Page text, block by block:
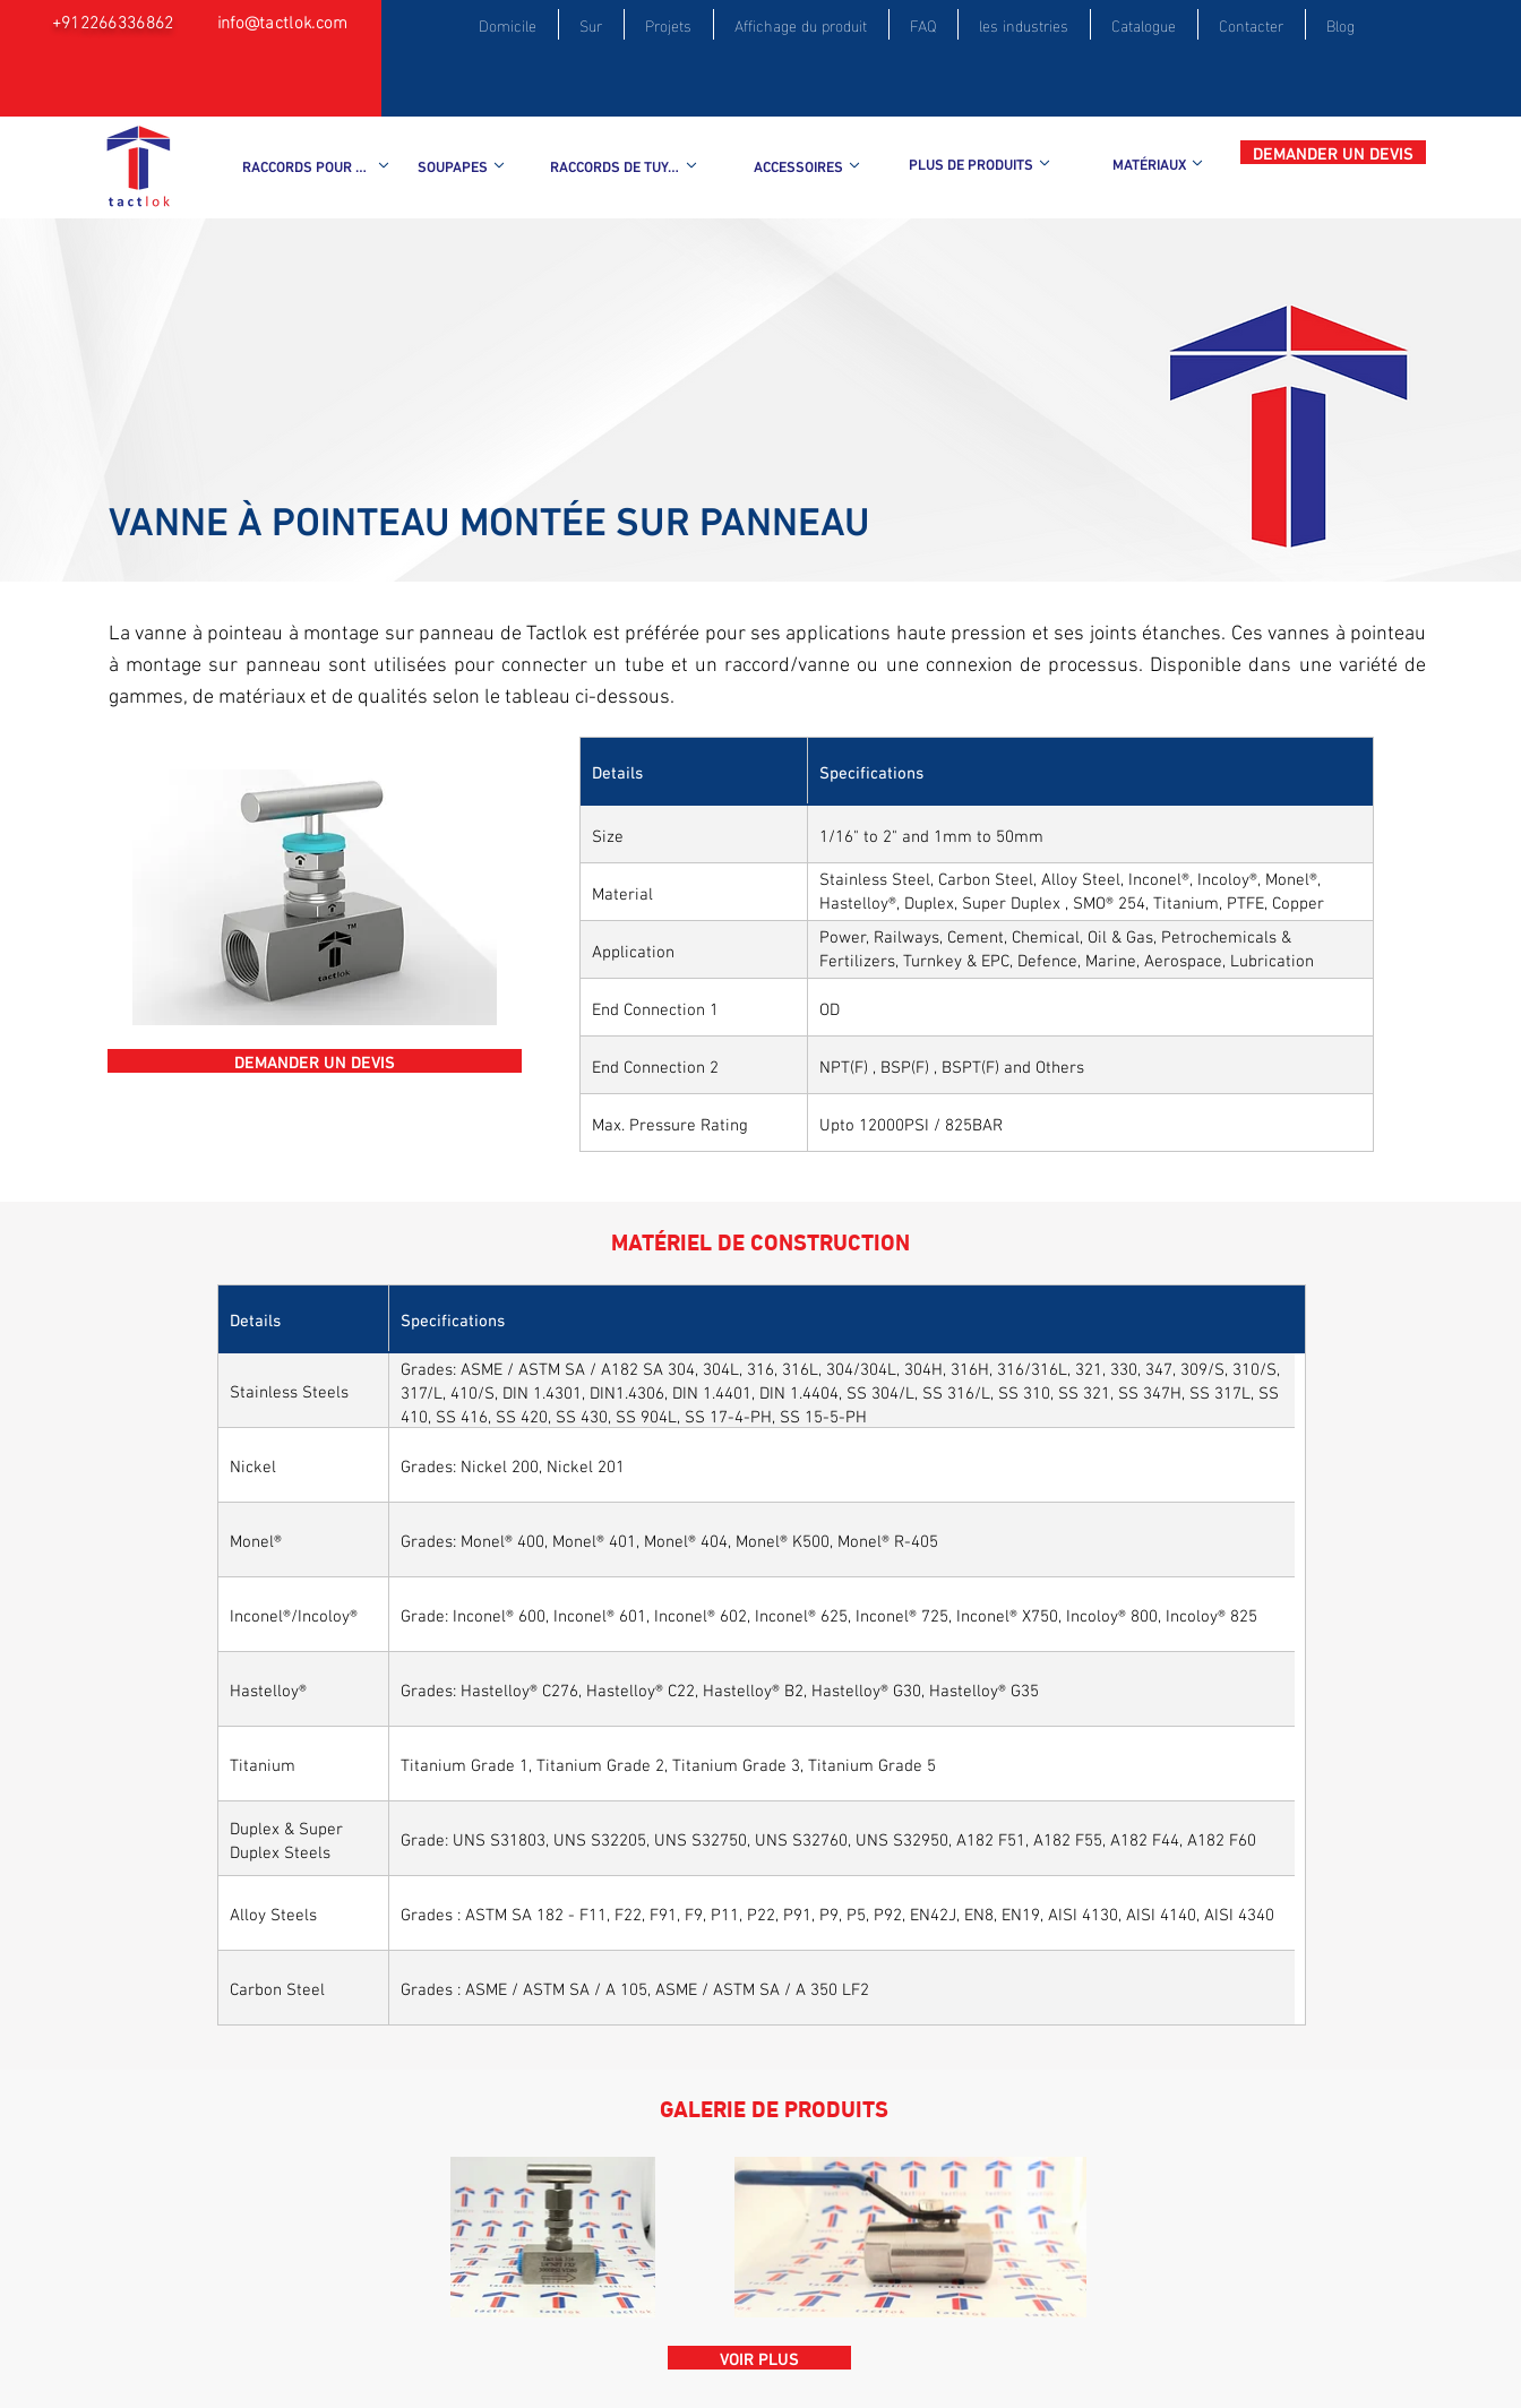
+912266336862 info@tactlok.com Domicile Sur Projets Affichage du produit FAQ les industries Catalogue Contacter Blog
RACCORDS POUR TUBES SOUPAPES RACCORDS DE TUYAUTERIE ACCESSOIRES PLUS DE PRODUITS MATÉRIAUX DEMANDER UN DEVIS
VANNE À POINTEAU MONTÉE SUR PANNEAU
La vanne à pointeau à montage sur panneau de Tactlok est préférée pour ses applications haute pression et ses joints étanches. Ces vannes à pointeau
à montage sur panneau sont utilisées pour connecter un tube et un raccord/vanne ou une connexion de processus. Disponible dans une variété de
gammes, de matériaux et de qualités selon le tableau ci-dessous.
DEMANDER UN DEVIS
Details Specifications
Size 1/16" to 2" and 1mm to 50mm
Material
Stainless Steel, Carbon Steel, Alloy Steel, Inconel®, Incoloy®, Monel®,
Hastelloy®, Duplex, Super Duplex , SMO® 254, Titanium, PTFE, Copper
Alloys
Application
Power, Railways, Cement, Chemical, Oil & Gas, Petrochemicals &
Fertilizers, Turnkey & EPC, Defence, Marine, Aerospace, Lubrication
Sytems, Paper Mills etc.,
End Connection 1
OD
End Connection 2 NPT(F) , BSP(F) , BSPT(F) and Others
Max. Pressure Rating Upto 12000PSI / 825BAR
MATÉRIEL DE CONSTRUCTION
Details Specifications
Stainless Steels
Grades: ASME / ASTM SA / A182 SA 304, 304L, 316, 316L, 304/304L, 304H, 316H, 316/316L, 321, 330, 347, 309/S, 310/S,
317/L, 410/S, DIN 1.4301, DIN1.4306, DIN 1.4401, DIN 1.4404, SS 304/L, SS 316/L, SS 310, SS 321, SS 347H, SS 317L, SS
410, SS 416, SS 420, SS 430, SS 904L, SS 17-4-PH, SS 15-5-PH
Nickel
Grades: Nickel 200, Nickel 201
Monel® Grades: Monel® 400, Monel® 401, Monel® 404, Monel® K500, Monel® R-405
Inconel®/Incoloy® Grade: Inconel® 600, Inconel® 601, Inconel® 602, Inconel® 625, Inconel® 725, Inconel® X750, Incoloy® 800, Incoloy® 825
Hastelloy® Grades: Hastelloy® C276, Hastelloy® C22, Hastelloy® B2, Hastelloy® G30, Hastelloy® G35
Titanium Titanium Grade 1, Titanium Grade 2, Titanium Grade 3, Titanium Grade 5
Duplex & Super
Duplex Steels
Grade: UNS S31803, UNS S32205, UNS S32750, UNS S32760, UNS S32950, A182 F51, A182 F55, A182 F44, A182 F60
Alloy Steels Grades : ASTM SA 182 - F11, F22, F91, F9, P11, P22, P91, P9, P5, P92, EN42J, EN8, EN19, AISI 4130, AISI 4140, AISI 4340
Carbon Steel Grades : ASME / ASTM SA / A 105, ASME / ASTM SA / A 350 LF2
GALERIE DE PRODUITS
VOIR PLUS